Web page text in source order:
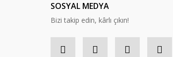
SOSYAL MEDYA
Bizi takip edin, kârlı çıkın!